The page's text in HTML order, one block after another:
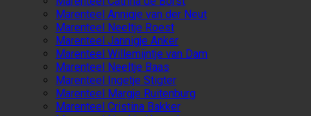
Marenteel Annigje van der Neut
Marenteel Neeltje Roest
Marenteel Jannigje Anker
Marenteel Willemijntje van Dam
Marenteel Neeltje Baas
Marenteel Ingetje Stigter
Marenteel Margje Ruitenburg
Marenteel Cristina Bakker